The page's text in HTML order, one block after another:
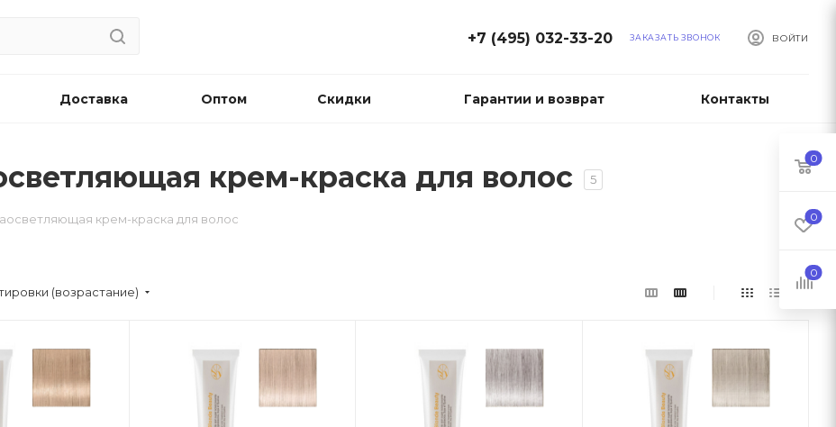
ВОЙТИ
+7 (495) 032-33-20 ЗАКАЗАТЬ ЗВОНОК
Доставка Оптом Скидки Гарантии и возврат Контакты
крем-краска для волос 5
крем-краска для волос
(возрастание)
0
0
0